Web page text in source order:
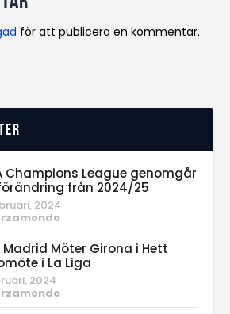
för att publicera en kommentar.
Champions League genomgår
från 2024/25
2024
Madrid Möter Girona i Hett
i La Liga
2024